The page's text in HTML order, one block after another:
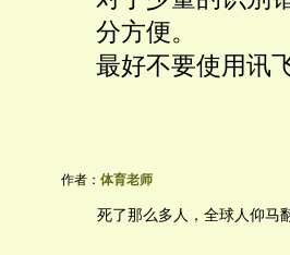
分方便。
最好不要使用讯
作者： 体育老师
死了那么多人，全球人仰马